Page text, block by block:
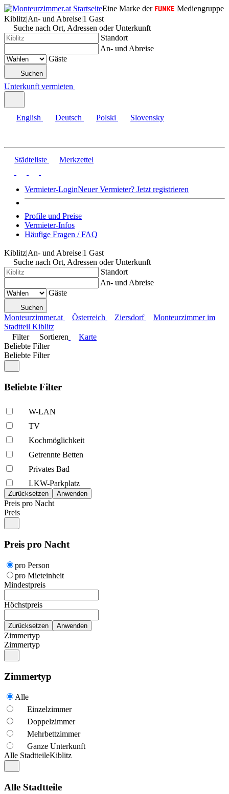
Eine Marke der
Mediengruppe
Kiblitz|An- und Abreise|1 Gast
Suche nach Ort, Adressen oder Unterkunft
Standort
An- und Abreise
Gäste
Suchen
Unterkunft vermieten
English Deutsch Polski Slovensky
Städteliste Merkzettel
Vermieter-LoginNeuer Vermieter? Jetzt registrieren
Profile und Preise
Vermieter-Infos
Häufige Fragen / FAQ
Kiblitz|An- und Abreise|1 Gast
Suche nach Ort, Adressen oder Unterkunft
Standort
An- und Abreise
Gäste
Suchen
Monteurzimmer.at Österreich Ziersdorf
Monteurzimmer im
Stadtteil Kiblitz
Filter
Sortieren
Karte
Beliebte Filter
Beliebte Filter
Beliebte Filter
W-LAN
TV
Kochmöglich­keit
Getrennte Betten
Privates Bad
LKW-Parkplatz
Preis pro Nacht
Preis
Preis pro Nacht
pro Person
pro Mieteinheit
Mindestpreis
Höchstpreis
Zimmertyp
Zimmertyp
Zimmertyp
Alle
Einzelzimmer
Doppelzimmer
Mehrbettzimmer
Ganze Unterkunft
Alle StadtteileKiblitz
Alle Stadtteile